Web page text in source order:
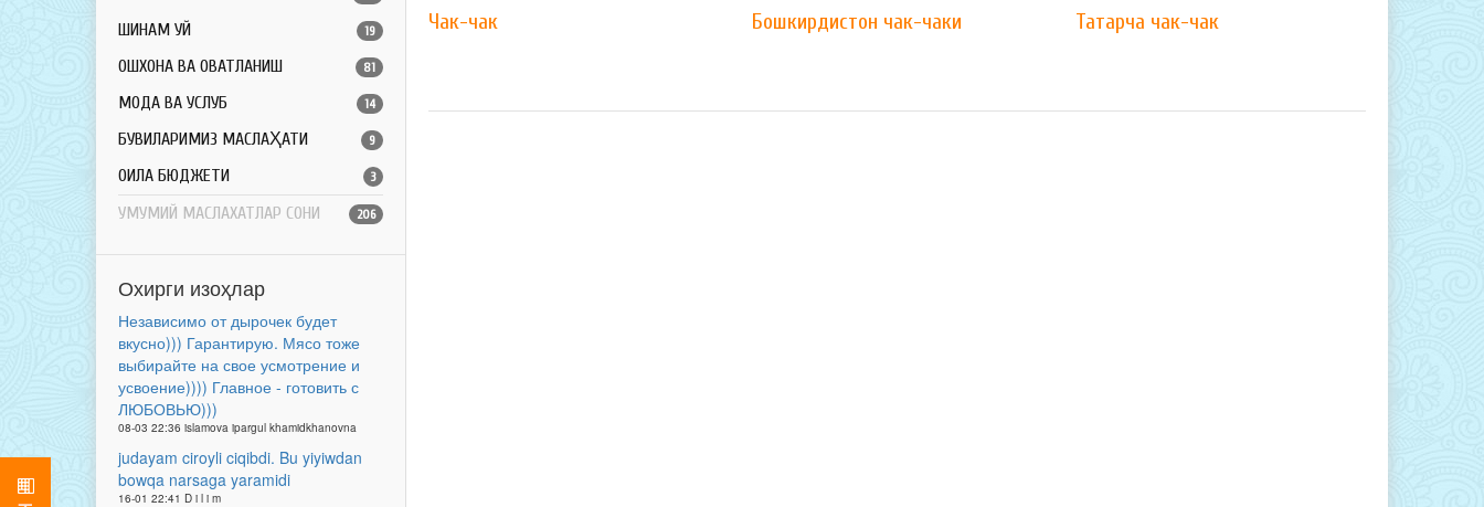
ШИНАМ УЙ 19
ОШХОНА ВА ОВҚАТЛАНИШ 81
МОДА ВА УСЛУБ 14
БУВИЛАРИМИЗ МАСЛАҲАТИ 9
ОИЛА БЮДЖЕТИ 3
УМУМИЙ МАСЛАХАТЛАР СОНИ 206
Охирги изоҳлар
Независимо от дырочек будет
вкусно))) Гарантирую. Мясо тоже
выбирайте на свое усмотрение и
усвоение)))) Главное - готовить с
ЛЮБОВЬЮ)))
08-03 22:36 islamova ipargul khamidkhanovna
judayam ciroyli ciqibdi. Bu yiyiwdan
bowqa narsaga yaramidi
16-01 22:41 D i l i m
Чак-чак Бошкирдистон чак-чаки Татарча чак-чак